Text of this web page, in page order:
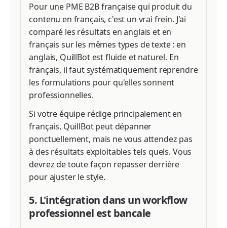
Pour une PME B2B française qui produit du
contenu en français, c'est un vrai frein. J'ai
comparé les résultats en anglais et en
français sur les mêmes types de texte : en
anglais, QuillBot est fluide et naturel. En
français, il faut systématiquement reprendre
les formulations pour qu'elles sonnent
professionnelles.
Si votre équipe rédige principalement en
français, QuillBot peut dépanner
ponctuellement, mais ne vous attendez pas
à des résultats exploitables tels quels. Vous
devrez de toute façon repasser derrière
pour ajuster le style.
5. L'intégration dans un workflow
professionnel est bancale